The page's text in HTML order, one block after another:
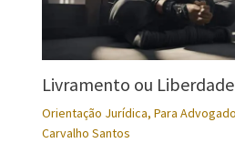
Livramento ou
Orientação Jurídica, Para
Carvalho Santos